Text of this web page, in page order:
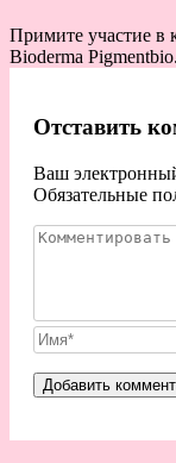
Примите участие в
Bioderma
Отставить
Ваш
Обязательные